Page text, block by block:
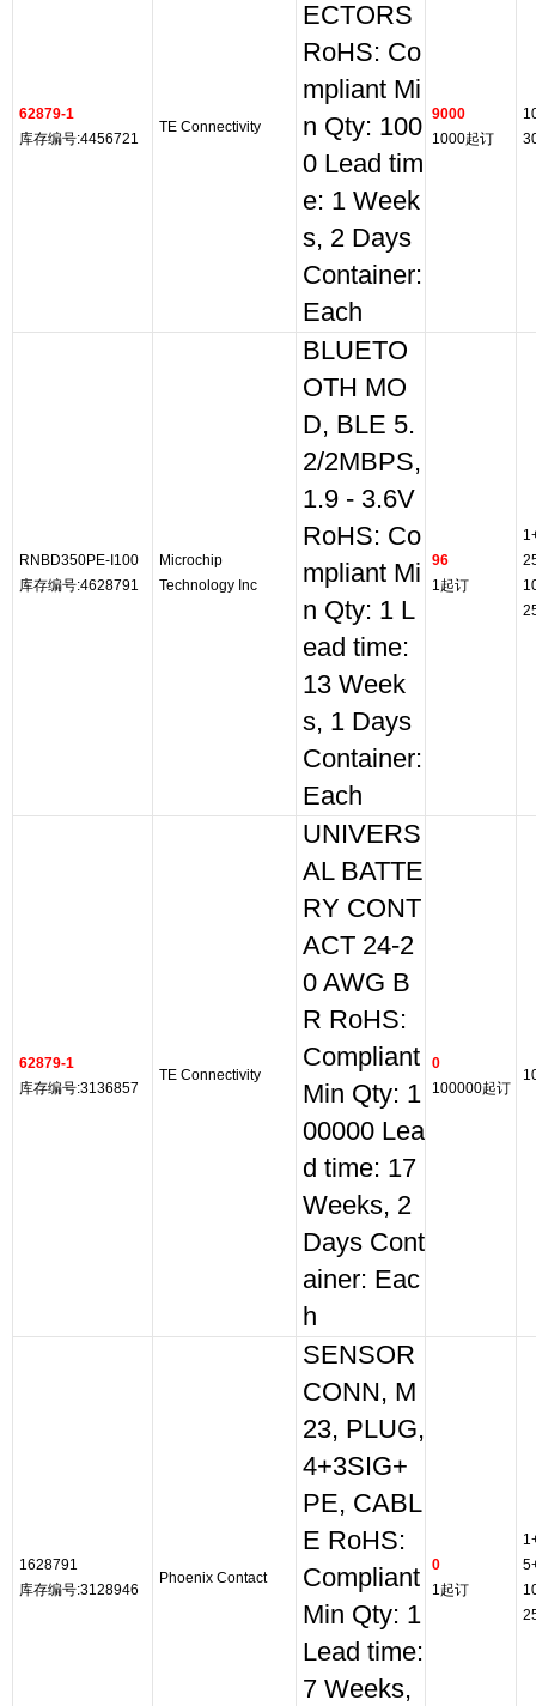
62879-1
库存编号:4456721
TE Connectivity
ECTORS
RoHS: Co
mpliant Mi
n Qty: 100
0 Lead tim
e: 1 Week
s, 2 Days
Container:
Each
9000
1000起订
RNBD350PE-I100
库存编号:4628791
Microchip
Technology Inc
BLUETO
OTH MO
D, BLE 5.
2/2MBPS,
1.9 - 3.6V
RoHS: Co
mpliant Mi
n Qty: 1 L
ead time:
13 Week
s, 1 Days
Container:
Each
96
1起订
62879-1
库存编号:3136857
TE Connectivity
UNIVERS
AL BATTE
RY CONT
ACT 24-2
0 AWG B
R RoHS:
Compliant
Min Qty: 1
00000 Lea
d time: 17
Weeks, 2
Days Cont
ainer: Eac
h
0
100000起订
1628791
库存编号:3128946
Phoenix Contact
SENSOR
CONN, M
23, PLUG,
4+3SIG+
PE, CABL
E RoHS:
Compliant
Min Qty: 1
Lead time:
7 Weeks,
0
1起订